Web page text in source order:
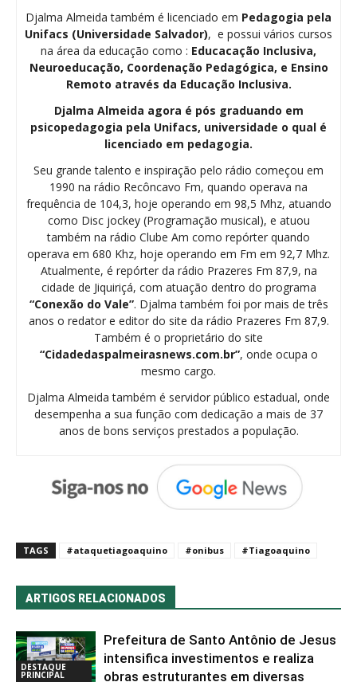
Djalma Almeida também é licenciado em Pedagogia pela
Unifacs (Universidade Salvador), e possui vários cursos
na área da educação como : Educacação Inclusiva,
Neuroeducação, Coordenação Pedagógica, e Ensino
Remoto através da Educação Inclusiva.
Djalma Almeida agora é pós graduando em
psicopedagogia pela Unifacs, universidade o qual é
licenciado em pedagogia.
Seu grande talento e inspiração pelo rádio começou em
1990 na rádio Recôncavo Fm, quando operava na
frequência de 104,3, hoje operando em 98,5 Mhz, atuando
como Disc jockey (Programação musical), e atuou
também na rádio Clube Am como repórter quando
operava em 680 Khz, hoje operando em Fm em 92,7 Mhz.
Atualmente, é repórter da rádio Prazeres Fm 87,9, na
cidade de Jiquiriçá, com atuação dentro do programa
“Conexão do Vale”. Djalma também foi por mais de três
anos o redator e editor do site da rádio Prazeres Fm 87,9.
Também é o proprietário do site
“Cidadedaspalmeirasnews.com.br”, onde ocupa o
mesmo cargo.
Djalma Almeida também é servidor público estadual, onde
desempenha a sua função com dedicação a mais de 37
anos de bons serviços prestados a população.
TAGS #ataquetiagoaquino #onibus #Tiagoaquino
ARTIGOS RELACIONADOS
DESTAQUE
PRINCIPAL
Prefeitura de Santo Antônio de Jesus
intensifica investimentos e realiza
obras estruturantes em diversas